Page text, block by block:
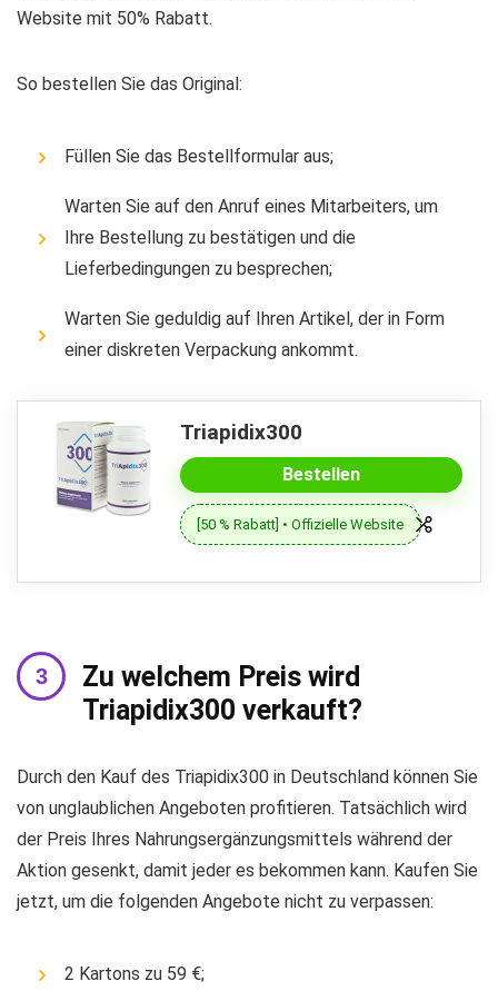
Website mit 50% Rabatt.
So bestellen Sie das Original:
Füllen Sie das Bestellformular aus;
Warten Sie auf den Anruf eines Mitarbeiters, um
Ihre Bestellung zu bestätigen und die
Lieferbedingungen zu besprechen;
Warten Sie geduldig auf Ihren Artikel, der in Form
einer diskreten Verpackung ankommt.
Triapidix300
Bestellen
[50 % Rabatt] • Offizielle Website
Zu welchem ​​Preis wird
Triapidix300 verkauft?
Durch den Kauf des Triapidix300 in Deutschland können Sie
von unglaublichen Angeboten profitieren. Tatsächlich wird
der Preis Ihres Nahrungsergänzungsmittels während der
Aktion gesenkt, damit jeder es bekommen kann. Kaufen Sie
jetzt, um die folgenden Angebote nicht zu verpassen:
2 Kartons zu 59 €;